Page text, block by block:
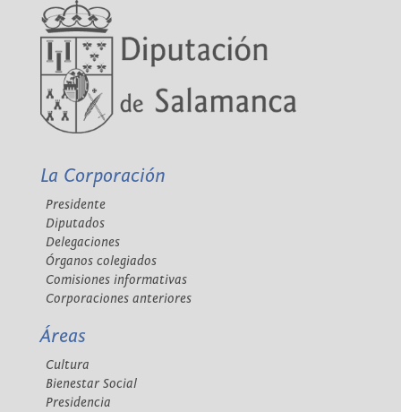
La Corporación
Presidente
Diputados
Delegaciones
Órganos colegiados
Comisiones informativas
Corporaciones anteriores
Áreas
Cultura
Bienestar Social
Presidencia